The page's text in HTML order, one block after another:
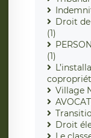
Droit
(1)
(1)
Village
Droit